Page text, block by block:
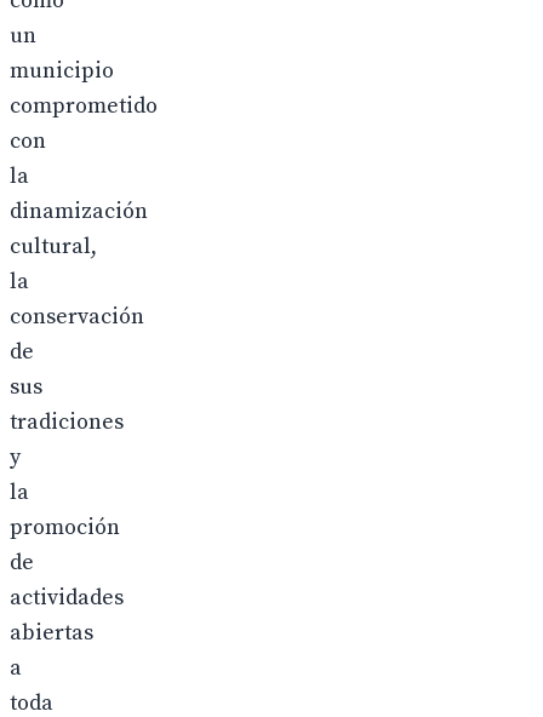
un
municipio
comprometido
con
la
dinamización
cultural,
la
conservación
de
sus
tradiciones
y
la
promoción
de
actividades
abiertas
a
toda